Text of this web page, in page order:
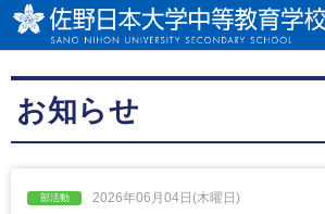
お知らせ
2026年06月04日(木曜日)